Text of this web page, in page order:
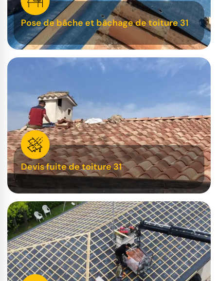
Pose de bâche et bâchage de toiture 31
Devis fuite de toiture 31